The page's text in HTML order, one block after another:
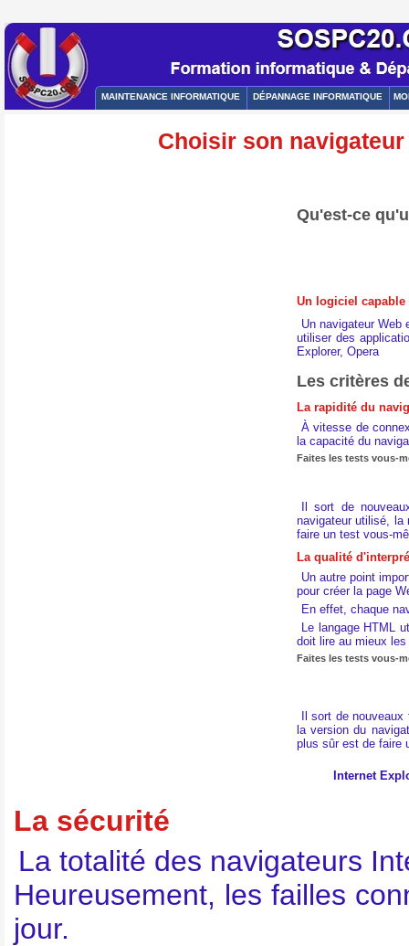
MAINTENANCE INFORMATIQUE DÉPANNAGE INFORMATIQUE
Choisir son
Qu'est-ce
Un logiciel capable
Un navigateur Web
utiliser des
Explorer, Opera
Les critères
La rapidité du
À vitesse de
la capacité du
Faites les tests vous-
Il sort de
navigateur utilisé, la
faire un test vous-
La qualité
Un autre point
pour créer la page
En effet, chaque
Le langage HTML
doit lire au mieux
Faites les tests vous-
Il sort de
la version du
plus sûr est de faire
Internet
La sécurité
La totalité des navigateurs
Heureusement, les failles
jour.